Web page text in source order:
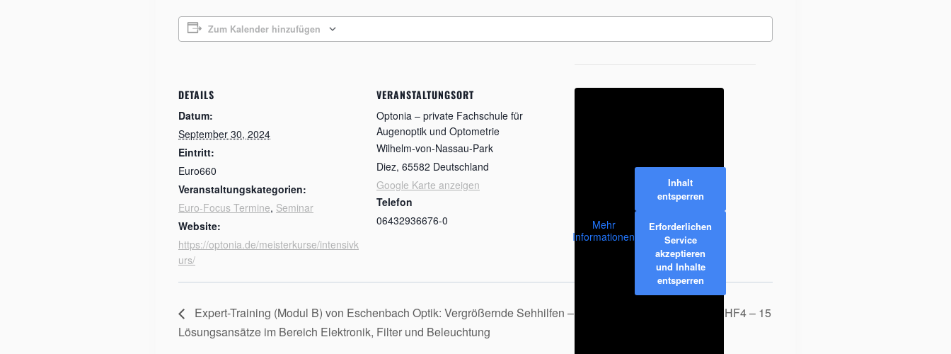
Zum Kalender hinzufügen
DETAILS
Datum:
September 30, 2024
Eintritt:
Euro660
Veranstaltungskategorien:
Euro-Focus Termine, Seminar
Website:
https://optonia.de/meisterkurse/intensivk
urs/
VERANSTALTUNGSORT
Optonia – private Fachschule für
Augenoptik und Optometrie
Wilhelm-von-Nassau-Park
Diez, 65582 Deutschland
Google Karte anzeigen
Telefon
06432936676-0
Mehr
Informationen
Inhalt
entsperren
Erforderlichen
Service
akzeptieren
und Inhalte
entsperren
Expert-Training (Modul B) von Eschenbach Optik: Vergrößernde Sehhilfen –
Lösungsansätze im Bereich Elektronik, Filter und Beleuchtung
Intensivkurs HF4 – 15